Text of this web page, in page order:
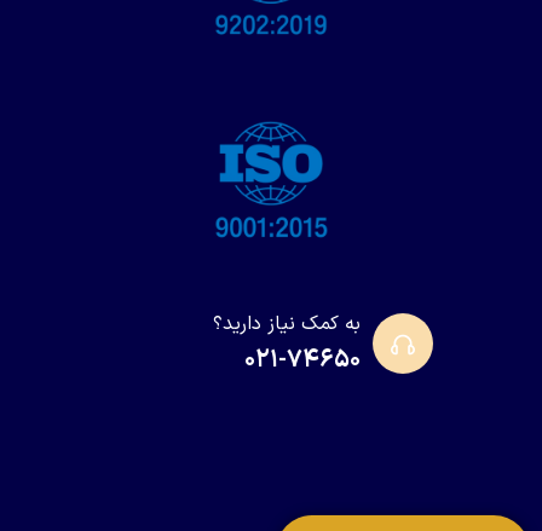
به کمک نیاز دارید؟
۰۲۱-۷۴۶۵۰